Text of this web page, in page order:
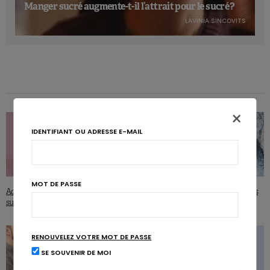
Manger sucré augmente-t-il l’attrait pour le sucré ?
LAVINIA SINCOVITS
Activité physique : quelle influence
sur la pression sanguine des ados ?
Les recommandations alimentaires
×
IDENTIFIANT OU ADRESSE E-MAIL
MOT DE PASSE
RENOUVELEZ VOTRE MOT DE PASSE
SE SOUVENIR DE MOI